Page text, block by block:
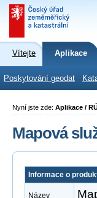
Vítejte Aplikace
Poskytování geodat
Nyní jste zde: Aplikace /
Mapová
Informace o
Název